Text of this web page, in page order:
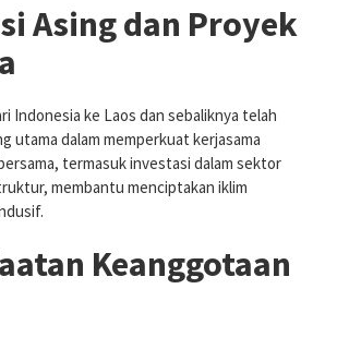
Asing dan Proyek
Indonesia ke Laos dan sebaliknya telah
utama dalam memperkuat kerjasama
termasuk investasi dalam sektor
membantu menciptakan iklim
Keanggotaan